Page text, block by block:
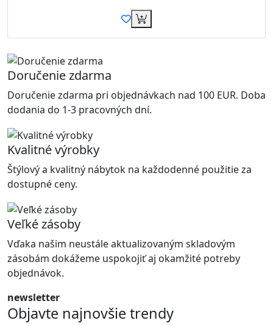
Doručenie zdarma
Doručenie zdarma pri objednávkach nad 100 EUR. Doba
dodania do 1-3 pracovných dní.
Kvalitné výrobky
Štýlový a kvalitný nábytok na každodenné použitie za
dostupné ceny.
Veľké zásoby
Vďaka našim neustále aktualizovaným skladovým
zásobám dokážeme uspokojiť aj okamžité potreby
objednávok.
newsletter
Objavte najnovšie trendy